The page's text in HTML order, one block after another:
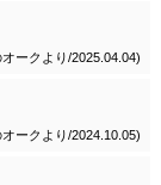
ります
ークより/2025.04.04)
ークより/2024.10.05)